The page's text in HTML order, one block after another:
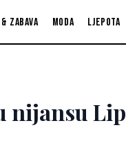
zabava Moda Ljepota
nijansu Lip